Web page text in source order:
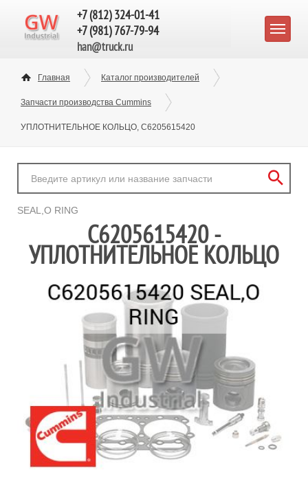
+7 (812) 324-01-41
+7 (981) 767-79-94
han@truck.ru
Главная Каталог производителей
Запчасти производства Cummins
УПЛОТНИТЕЛЬНОЕ КОЛЬЦО, C6205615420
SEAL,O RING
C6205615420 -
УПЛОТНИТЕЛЬНОЕ КОЛЬЦО